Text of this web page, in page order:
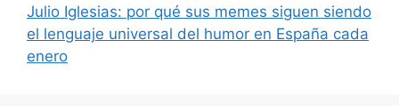
Julio Iglesias: por qué sus memes siguen siendo
el lenguaje universal del humor en España cada
enero